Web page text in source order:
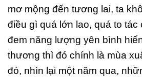
mơ mộng đến tương lai, ta
điều gì quá lớn lao, quá to tác
đem năng lượng yên bình
thương thì đó chính là mùa
đó, nhìn lại một năm qua,